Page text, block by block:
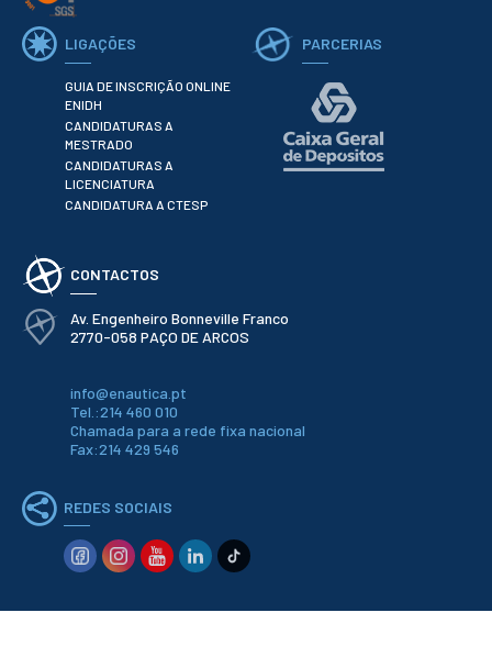
BIBLIOTECA
Informação geral
Biblioteca
Insights
Utilizadores
Serviços
Gestão de
bibliografias
Catálogo ENIDH
Revistas
Científicas e
Técnicas
Outros Recursos
PROJETOS
Investigação e
Desenvolvimento
Projetos I&D
Projetos de
Financiamento
Pedagógicos
LIGAÇÕES
GUIA DE INSCRIÇÃO ONLINE
ENIDH
CANDIDATURAS A
MESTRADO
CANDIDATURAS A
LICENCIATURA
CANDIDATURA A CTESP
PARCERIAS
CONTACTOS
Av. Engenheiro Bonneville Franco
2770-058 PAÇO DE ARCOS
info@enautica.pt
Tel.:214 460 010
Chamada para a rede fixa nacional
Fax:214 429 546
REDES SOCIAIS